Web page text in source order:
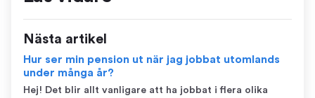
Nästa artikel
Hur ser min pension ut när jag jobbat utomlands
under många år?
Hej! Det blir allt vanligare att ha jobbat i flera olika